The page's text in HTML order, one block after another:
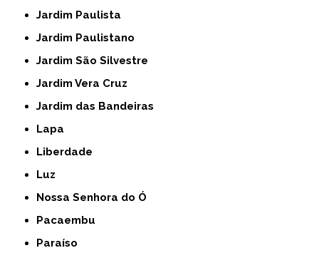
Jardim Paulista
Jardim Paulistano
Jardim São Silvestre
Jardim Vera Cruz
Jardim das Bandeiras
Lapa
Liberdade
Luz
Nossa Senhora do Ó
Pacaembu
Paraíso